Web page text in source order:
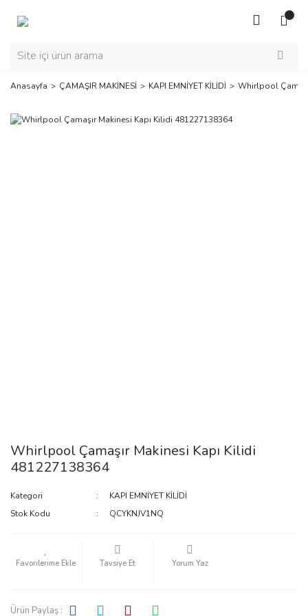
Anasayfa ÇAMAŞIR MAKİNESİ KAPI EMNİYET KİLİDİ Whirlpool
Whirlpool Çamaşır Makinesi Kapı Kilidi
481227138364
Kategori
KAPI EMNİYET KİLİDİ
Stok Kodu
QCYKNJV1NQ
Tavsiye Et Yorum Yaz
Ürün Paylaş :